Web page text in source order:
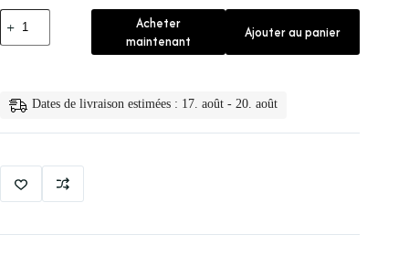
quantité
de
🧴
Lessence
50g
Acheter
maintenant
Ajouter au panier
Dates de livraison estimées : 17. août - 20. août